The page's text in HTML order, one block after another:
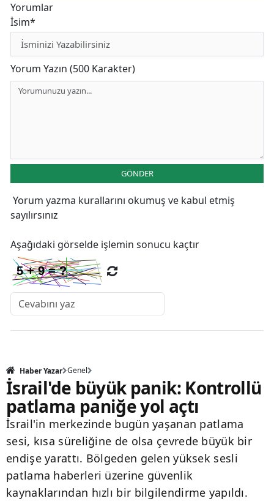
Yorumlar
İsim*
Yorum Yazın (500 Karakter)
GÖNDER
Yorum yazma kurallarını okumuş ve kabul etmiş
sayılırsınız
Aşağıdaki görselde işlemin sonucu kaçtır
Haber Yazar Genel
İsrail'de büyük panik: Kontrollü
patlama paniğe yol açtı
İsrail'in merkezinde bugün yaşanan patlama
sesi, kısa süreliğine de olsa çevrede büyük bir
endişe yarattı. Bölgeden gelen yüksek sesli
patlama haberleri üzerine güvenlik
kaynaklarından hızlı bir bilgilendirme yapıldı.